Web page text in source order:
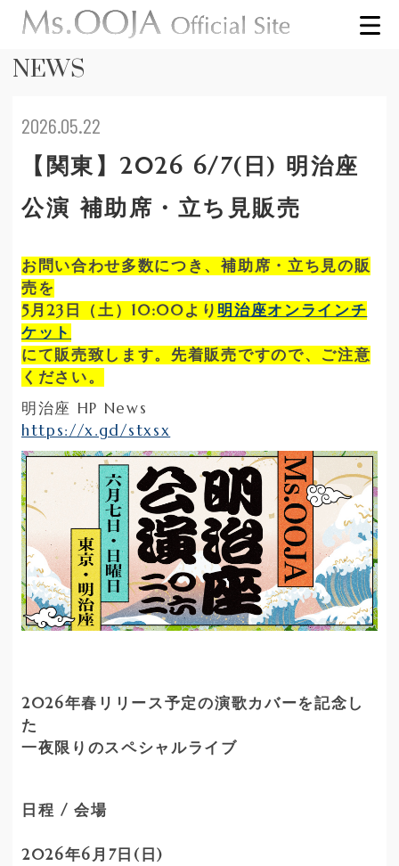
NEWS
2026.05.22
【関東】2026 6/7(日) 明治座
公演 補助席・立ち見販売
お問い合わせ多数につき、補助席・立ち見の販
売を
5月23日（土）10:00より 明治座オンラインチ
ケット
にて販売致します。先着販売ですので、ご注意
ください。
明治座 HP News
https://x.gd/stxsx
2026年春リリース予定の演歌カバーを記念し
た
一夜限りのスペシャルライブ
日程 / 会場
2026年6月7日(日)